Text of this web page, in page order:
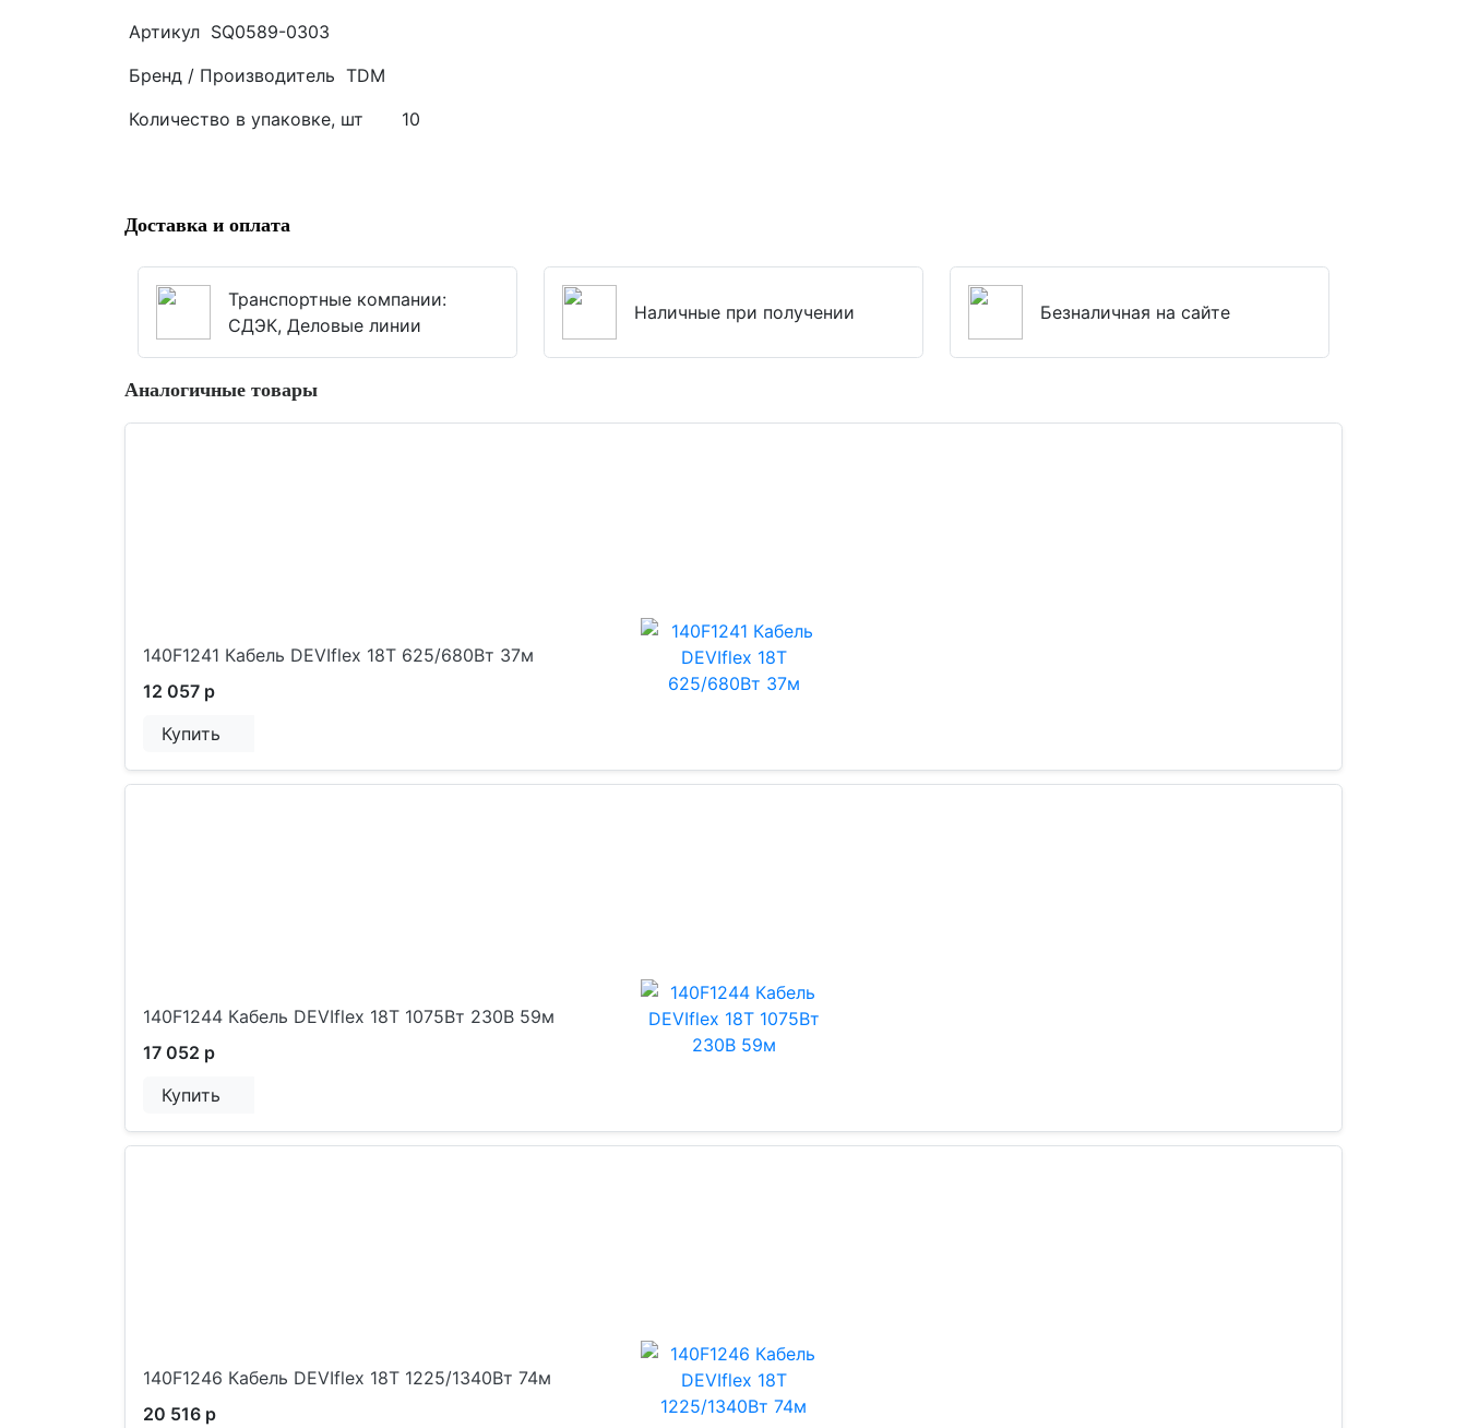
Артикул SQ0589-0303
Бренд / Производитель TDM
Количество в упаковке, шт 10
Доставка и оплата
Транспортные компании:
СДЭК, Деловые линии
Наличные при получении Безналичная на сайте
Аналогичные товары
140F1241 Кабель DEVIflex 18T 625/680Вт 37м
12 057 р
Купить
140F1244 Кабель DEVIflex 18T 1075Вт 230В 59м
17 052 р
Купить
140F1246 Кабель DEVIflex 18T 1225/1340Вт 74м
20 516 р